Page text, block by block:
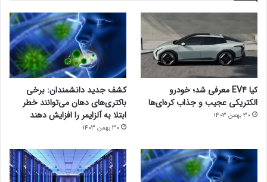
کیا EV4 معرفی شد؛ خودرو
الکتریکی عجیب و جذاب کره‌ای‌ها
30 بهمن 1403
کشف جدید دانشمندان: برخی
باکتری‌های دهان می‌توانند خطر
ابتلا به آلزایمر را افزایش دهند
30 بهمن 1403